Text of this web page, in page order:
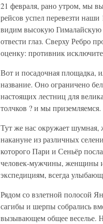
21 февраля, рано утром, мы
рейсов успел перевезти
видим высокую Гималайскую
отвести глаз. Сверху Ребро
оценку: противник
Вот и посадочная площадка,
название. Оно ограничено
настоящих лестниц для
толчков ? и мы приземляемся.
Тут же нас окружает
накануне из различных
которого Пари и Сеньёр
человек-мужчины, женщины
экспедициям, всегда
Рядом со взлетной полосой
сагибы и шерпы собрались
вызывающем общее веселье.